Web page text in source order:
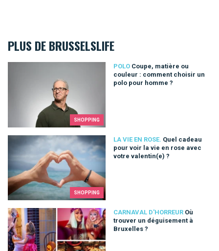
PLUS DE BRUSSELSLIFE
SHOPPING
POLO Coupe, matière ou
couleur : comment choisir un
polo pour homme ?
Coupe, matière ou couleur : comment choisir un polo pour
SHOPPING
LA VIE EN ROSE. Quel cadeau
pour voir la vie en rose avec
votre valentin(e) ?
Quel cadeau pour voir la vie en rose avec votre valentin(e) ?
CARNAVAL D'HORREUR Où
trouver un déguisement à
Bruxelles ?
Où trouver un déguisement à Bruxelles ?